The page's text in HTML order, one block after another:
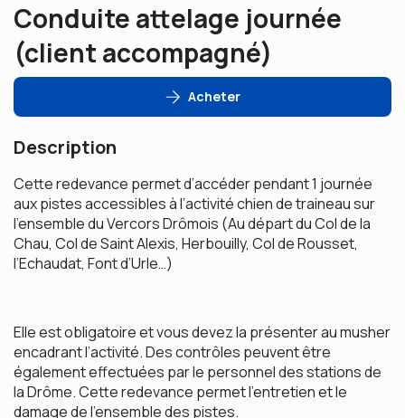
Conduite attelage journée
(client accompagné)
Acheter
Description
Cette redevance permet d’accéder pendant 1 journée
aux pistes accessibles à l’activité chien de traineau sur
l’ensemble du Vercors Drômois (Au départ du Col de la
Chau, Col de Saint Alexis, Herbouilly, Col de Rousset,
l’Echaudat, Font d’Urle…)
Elle est obligatoire et vous devez la présenter au musher
encadrant l’activité. Des contrôles peuvent être
également effectuées par le personnel des stations de
la Drôme. Cette redevance permet l’entretien et le
damage de l’ensemble des pistes.